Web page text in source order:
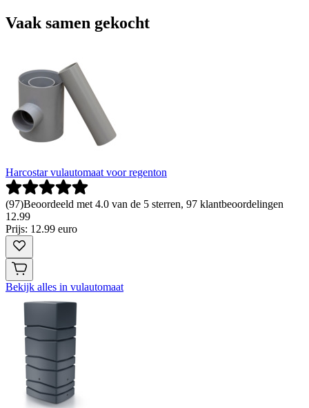
Vaak samen gekocht
Harcostar vulautomaat voor regenton
(97)Beoordeeld met 4.0 van de 5 sterren, 97 klantbeoordelingen
12.99
Prijs: 12.99 euro
Bekijk alles in vulautomaat